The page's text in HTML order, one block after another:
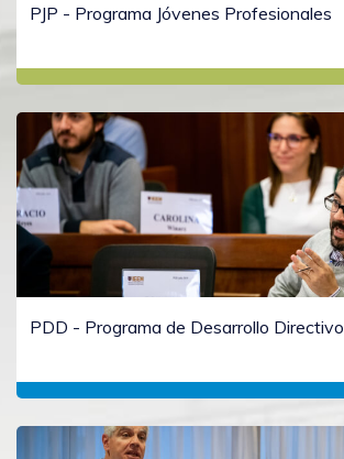
PJP - Programa Jóvenes Profesionales
PDD - Programa de Desarrollo Directivo